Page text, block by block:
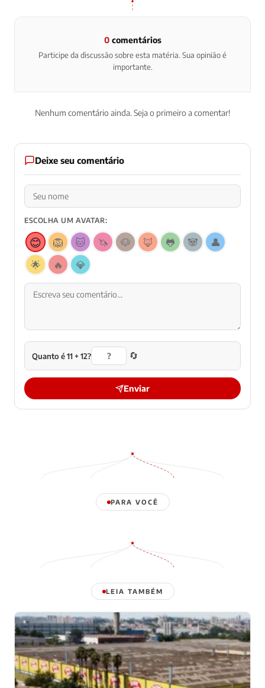
0comentários
Participe da discussão sobre esta matéria. Sua opinião é
importante.
Nenhum comentário ainda. Seja o primeiro a comentar!
Deixe seu comentário
ESCOLHA UM AVATAR:
😊 🦁 🐱 🦄 🐶 🦊 🐸 🐼
👤
🌟
🔥 💎
Quanto é 11 + 12? 🔄
Enviar
PARA VOCÊ
LEIA TAMBÉM